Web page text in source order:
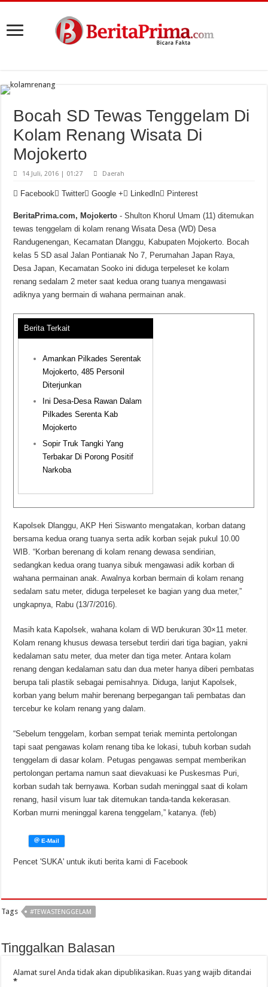
Bocah SD Tewas Tenggelam Di
Kolam Renang Wisata Di
Mojokerto
14 Juli, 2016 | 01:27 Daerah
Facebook Twitter Google + LinkedIn Pinterest
BeritaPrima.com, Mojokerto - Shulton Khorul Umam (11) ditemukan
tewas tenggelam di kolam renang Wisata Desa (WD) Desa
Randugenengan, Kecamatan Dlanggu, Kabupaten Mojokerto. Bocah
kelas 5 SD asal Jalan Pontianak No 7, Perumahan Japan Raya,
Desa Japan, Kecamatan Sooko ini diduga terpeleset ke kolam
renang sedalam 2 meter saat kedua orang tuanya mengawasi
adiknya yang bermain di wahana permainan anak.
Berita Terkait
Amankan Pilkades Serentak
Mojokerto, 485 Personil
Diterjunkan
Ini Desa-Desa Rawan Dalam
Pilkades Serenta Kab
Mojokerto
Sopir Truk Tangki Yang
Terbakar Di Porong Positif
Narkoba
Kapolsek Dlanggu, AKP Heri Siswanto mengatakan, korban datang
bersama kedua orang tuanya serta adik korban sejak pukul 10.00
WIB. “Korban berenang di kolam renang dewasa sendirian,
sedangkan kedua orang tuanya sibuk mengawasi adik korban di
wahana permainan anak. Awalnya korban bermain di kolam renang
sedalam satu meter, diduga terpeleset ke bagian yang dua meter,”
ungkapnya, Rabu (13/7/2016).
Masih kata Kapolsek, wahana kolam di WD berukuran 30×11 meter.
Kolam renang khusus dewasa tersebut terdiri dari tiga bagian, yakni
kedalaman satu meter, dua meter dan tiga meter. Antara kolam
renang dengan kedalaman satu dan dua meter hanya diberi pembatas
berupa tali plastik sebagai pemisahnya. Diduga, lanjut Kapolsek,
korban yang belum mahir berenang berpegangan tali pembatas dan
tercebur ke kolam renang yang dalam.
“Sebelum tenggelam, korban sempat teriak meminta pertolongan
tapi saat pengawas kolam renang tiba ke lokasi, tubuh korban sudah
tenggelam di dasar kolam. Petugas pengawas sempat memberikan
pertolongan pertama namun saat dievakuasi ke Puskesmas Puri,
korban sudah tak bernyawa. Korban sudah meninggal saat di kolam
renang, hasil visum luar tak ditemukan tanda-tanda kekerasan.
Korban murni meninggal karena tenggelam,” katanya. (feb)
Pencet 'SUKA' untuk ikuti berita kami di Facebook
Tags #TEWASTENGGELAM
Tinggalkan Balasan
Alamat surel Anda tidak akan dipublikasikan. Ruas yang wajib ditandai
*